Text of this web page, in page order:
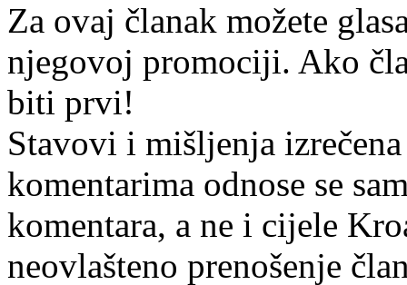
Za ovaj članak možete
njegovoj promociji. Ako
biti prvi!
Stavovi i mišljenja
komentarima odnose se
komentara, a ne i cijele
neovlašteno prenošenje